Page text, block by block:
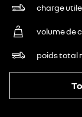
charge
volume de
poids total